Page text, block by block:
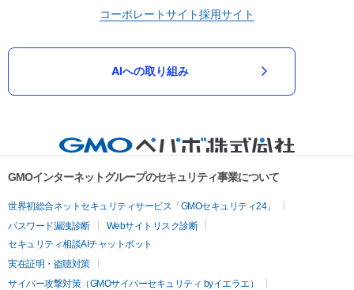
コーポレートサイト採用サイト
AIへの取り組み
GMOインターネットグループのセキュリティ事業について
世界初総合ネットセキュリティサービス「GMOセキュリティ24」
パスワード漏洩診断
Webサイトリスク診断
セキュリティ相談AIチャットボット
実在証明・盗聴対策
サイバー攻撃対策（GMOサイバーセキュリティ byイエラエ）